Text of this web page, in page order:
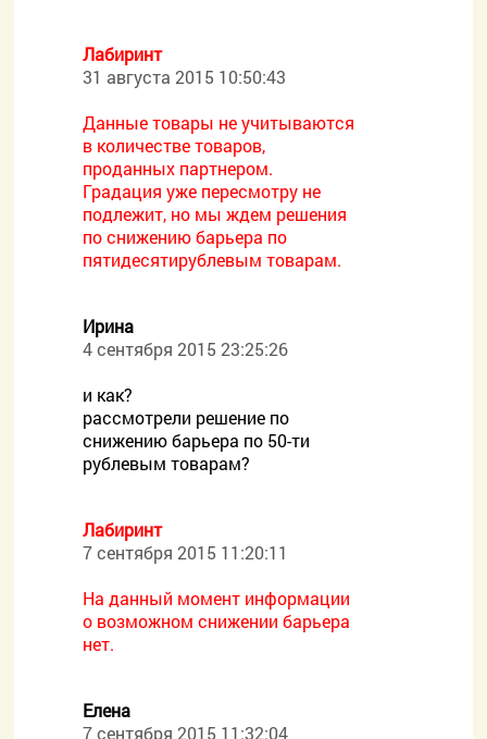
Лабиринт
31 августа 2015 10:50:43
Данные товары не учитываются
в количестве товаров,
проданных партнером.
Градация уже пересмотру не
подлежит, но мы ждем решения
по снижению барьера по
пятидесятирублевым товарам.
Ирина
4 сентября 2015 23:25:26
и как?
рассмотрели решение по
снижению барьера по 50-ти
рублевым товарам?
Лабиринт
7 сентября 2015 11:20:11
На данный момент информации
о возможном снижении барьера
нет.
Елена
7 сентября 2015 11:32:04